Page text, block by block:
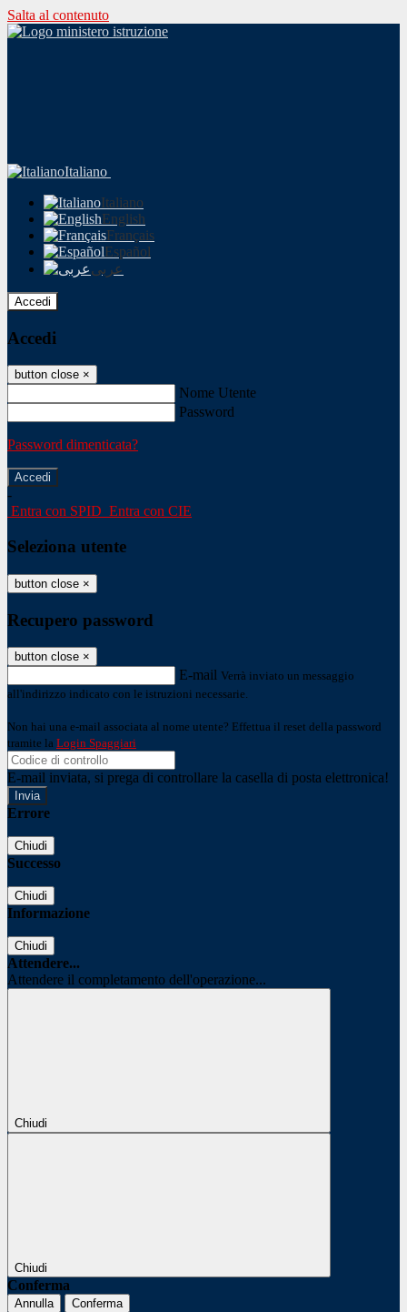
Salta al contenuto
Italiano
Italiano
English
Français
Español
عربى
Accedi
Accedi
button close ×
Nome Utente
Password
Password dimenticata?
-
Entra con SPID Entra con CIE
Seleziona utente
button close ×
Recupero password
button close ×
E-mail Verrà inviato un messaggio
all'indirizzo indicato con le istruzioni necessarie.
Non hai una e-mail associata al nome utente? Effettua il reset della password
tramite la Login Spaggiari
E-mail inviata, si prega di controllare la casella di posta elettronica!
Errore
Chiudi
Successo
Chiudi
Informazione
Chiudi
Attendere...
Attendere il completamento dell'operazione...
Chiudi
Chiudi
Conferma
Annulla Conferma